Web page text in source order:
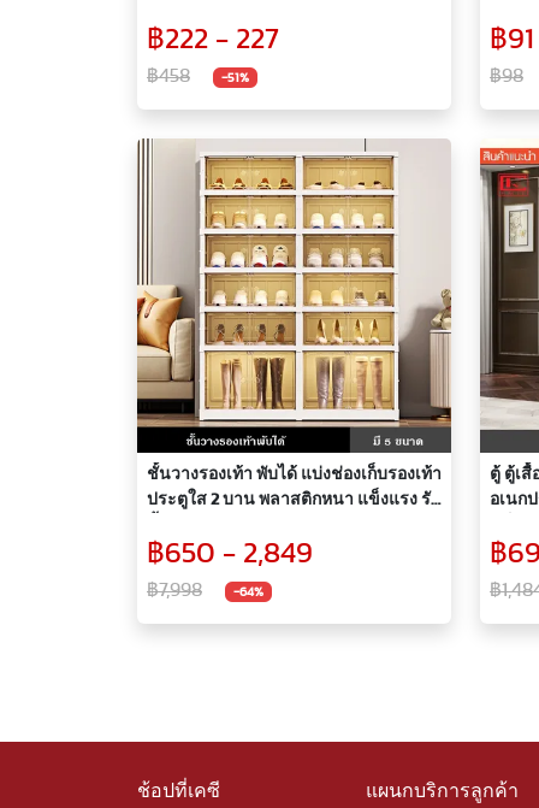
฿222 - 227
฿458 -51%
฿
฿98
ชั้นวางรองเท้า พับได้ แบ่งช่องเก็บรองเท้า
ประตูใส 2 บาน พลาสติกหนา แข็งแรง รับ
฿650 - 2,849
฿7,998 -64%
ตู้ ตู้เสื้
อเนก
ดี รุ่น
฿
฿
ช้อปที่เคซี แผนกบริการลูกค้า